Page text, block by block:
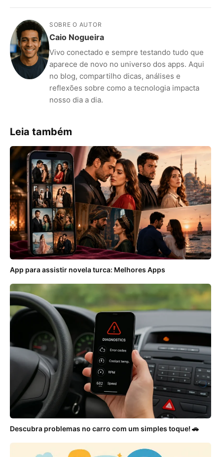
SOBRE O AUTOR
Caio Nogueira
Vivo conectado e sempre testando tudo que
aparece de novo no universo dos apps. Aqui
no blog, compartilho dicas, análises e
reflexões sobre como a tecnologia impacta
nosso dia a dia.
Leia também
App para assistir novela turca: Melhores Apps
Descubra problemas no carro com um simples toque! 🚗